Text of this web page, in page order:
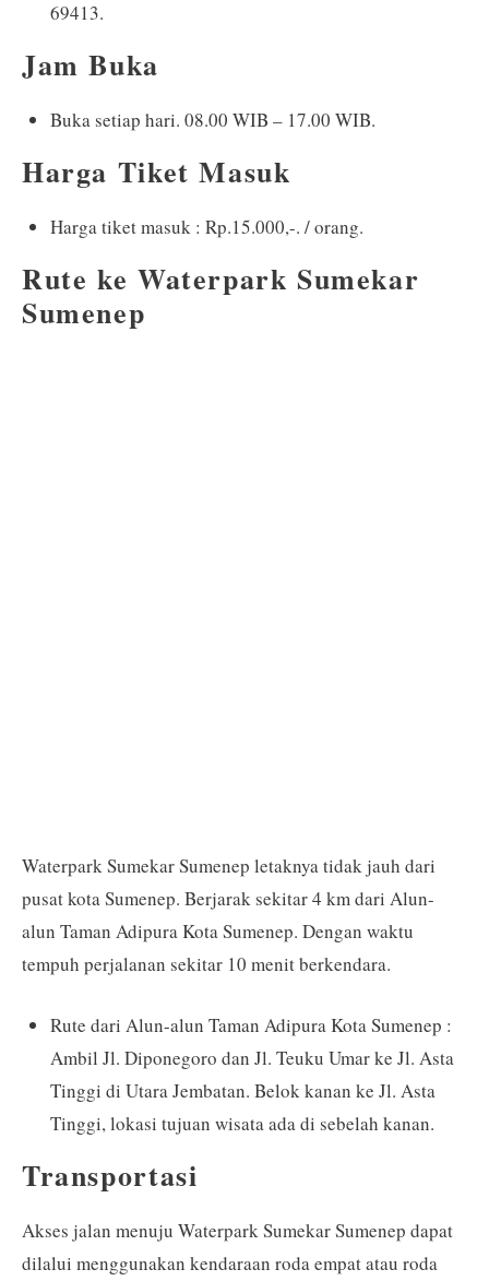
69413.
Jam Buka
Buka setiap hari. 08.00 WIB – 17.00 WIB.
Harga Tiket Masuk
Harga tiket masuk : Rp.15.000,-. / orang.
Rute ke Waterpark Sumekar
Sumenep
Waterpark Sumekar Sumenep letaknya tidak jauh dari
pusat kota Sumenep. Berjarak sekitar 4 km dari Alun-
alun Taman Adipura Kota Sumenep. Dengan waktu
tempuh perjalanan sekitar 10 menit berkendara.
Rute dari Alun-alun Taman Adipura Kota Sumenep :
Ambil Jl. Diponegoro dan Jl. Teuku Umar ke Jl. Asta
Tinggi di Utara Jembatan. Belok kanan ke Jl. Asta
Tinggi, lokasi tujuan wisata ada di sebelah kanan.
Transportasi
Akses jalan menuju Waterpark Sumekar Sumenep dapat
dilalui menggunakan kendaraan roda empat atau roda